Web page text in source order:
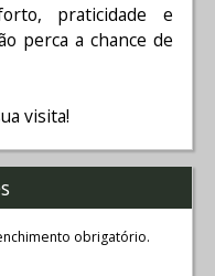
praticidade e
perca a chance de
visita!
obrigatório.